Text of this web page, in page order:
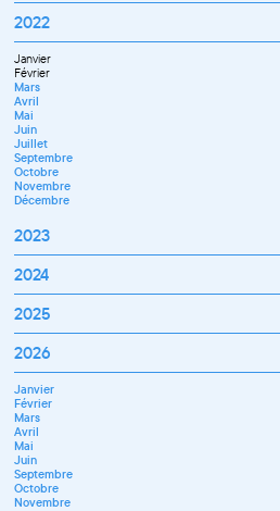
Septembre
Octobre
Novembre
Décembre
2022
Janvier
Février
Mars
Avril
Mai
Juin
Juillet
Septembre
Octobre
Novembre
Décembre
2023
Janvier
Février
Mars
Avril
Septembre
Octobre
Novembre
Décembre
2024
Janvier
Février
Mars
Avril
Juillet
Septembre
Novembre
Décembre
2025
Janvier
Février
Mars
Avril
Mai
Juin
Juillet
Septembre
Octobre
Novembre
Décembre
2026
Janvier
Février
Mars
Avril
Mai
Juin
Septembre
Octobre
Novembre